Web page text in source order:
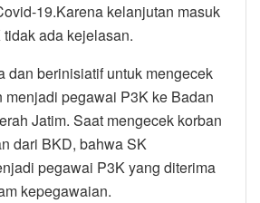
19.Karena kelanjutan masuk
ada kejelasan.
dan berinisiatif untuk mengecek
menjadi pegawai P3K ke Badan
Jatim. Saat mengecek korban
dari BKD, bahwa SK
pegawai P3K yang diterima
kepegawaian.